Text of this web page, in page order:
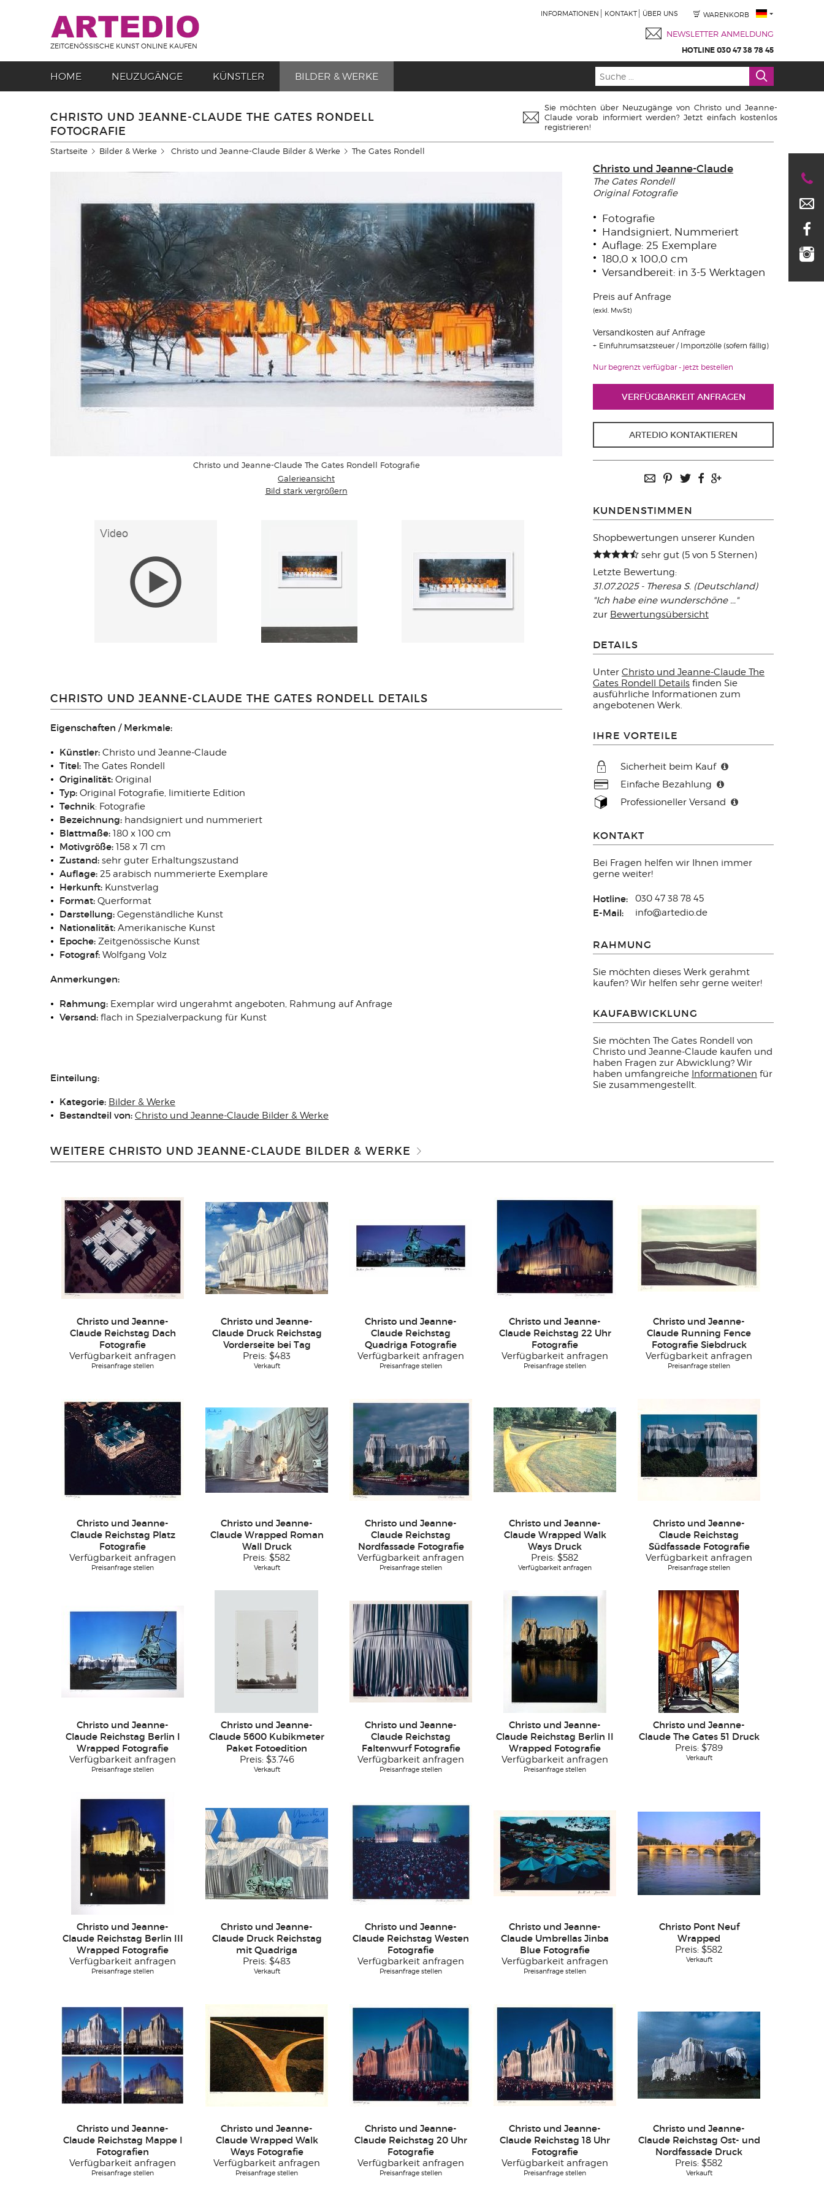
ZEITGENÖSSISCHE KUNST ONLINE KAUFEN
INFORMATIONEN KONTAKT ÜBER UNS WARENKORB
NEWSLETTER ANMELDUNG
HOTLINE 030 47 38 78 45
HOME NEUZUGÄNGE KÜNSTLER BILDER & WERKE
CHRISTO UND JEANNE-CLAUDE THE GATES RONDELL
FOTOGRAFIE
Sie möchten über Neuzugänge von Christo und Jeanne-
Claude vorab informiert werden? Jetzt einfach kostenlos
registrieren!
Startseite Bilder & Werke Christo und Jeanne-Claude Bilder & Werke The Gates Rondell
Christo und Jeanne-Claude The Gates Rondell Fotografie
Galerieansicht
Bild stark vergrößern
Christo und Jeanne-Claude
The Gates Rondell
Original Fotografie
Fotografie
Handsigniert, Nummeriert
Auflage: 25 Exemplare
180,0 x 100,0 cm
Versandbereit: in 3-5 Werktagen
Preis auf Anfrage
(exkl. MwSt)
Versandkosten auf Anfrage
Einfuhrumsatzsteuer / Importzölle (sofern fällig)
Nur begrenzt verfügbar - jetzt bestellen
VERFÜGBARKEIT ANFRAGEN
ARTEDIO KONTAKTIEREN
KUNDENSTIMMEN
Shopbewertungen unserer Kunden
sehr gut (5 von 5 Sternen)
Letzte Bewertung:
31.07.2025 - Theresa S. (Deutschland)
"Ich habe eine wunderschöne ..."
zur Bewertungsübersicht
DETAILS
Unter Christo und Jeanne-Claude The
Gates Rondell Details finden Sie
ausführliche Informationen zum
angebotenen Werk.
IHRE VORTEILE
Sicherheit beim Kauf
Einfache Bezahlung
Professioneller Versand
KONTAKT
Bei Fragen helfen wir Ihnen immer
gerne weiter!
Hotline: 030 47 38 78 45
E-Mail: info@artedio.de
RAHMUNG
Sie möchten dieses Werk gerahmt
kaufen? Wir helfen sehr gerne weiter!
KAUFABWICKLUNG
Sie möchten The Gates Rondell von
Christo und Jeanne-Claude kaufen und
haben Fragen zur Abwicklung? Wir
haben umfangreiche Informationen für
Sie zusammengestellt.
CHRISTO UND JEANNE-CLAUDE THE GATES RONDELL DETAILS
Eigenschaften / Merkmale:
Künstler: Christo und Jeanne-Claude
Titel: The Gates Rondell
Originalität: Original
Typ: Original Fotografie, limitierte Edition
Technik: Fotografie
Bezeichnung: handsigniert und nummeriert
Blattmaße: 180 x 100 cm
Motivgröße: 158 x 71 cm
Zustand: sehr guter Erhaltungszustand
Auflage: 25 arabisch nummerierte Exemplare
Herkunft: Kunstverlag
Format: Querformat
Darstellung: Gegenständliche Kunst
Nationalität: Amerikanische Kunst
Epoche: Zeitgenössische Kunst
Fotograf: Wolfgang Volz
Anmerkungen:
Rahmung: Exemplar wird ungerahmt angeboten, Rahmung auf Anfrage
Versand: flach in Spezialverpackung für Kunst
Einteilung:
Kategorie: Bilder & Werke
Bestandteil von: Christo und Jeanne-Claude Bilder & Werke
WEITERE CHRISTO UND JEANNE-CLAUDE BILDER & WERKE
Christo und Jeanne-
Claude Reichstag Dach
Fotografie
Verfügbarkeit anfragen
Preisanfrage stellen
Christo und Jeanne-
Claude Druck Reichstag
Vorderseite bei Tag
Preis: $483
Verkauft
Christo und Jeanne-
Claude Reichstag
Quadriga Fotografie
Verfügbarkeit anfragen
Preisanfrage stellen
Christo und Jeanne-
Claude Reichstag 22 Uhr
Fotografie
Verfügbarkeit anfragen
Preisanfrage stellen
Christo und Jeanne-
Claude Running Fence
Fotografie Siebdruck
Verfügbarkeit anfragen
Preisanfrage stellen
Christo und Jeanne-
Claude Reichstag Platz
Fotografie
Verfügbarkeit anfragen
Preisanfrage stellen
Christo und Jeanne-
Claude Wrapped Roman
Wall Druck
Preis: $582
Verkauft
Christo und Jeanne-
Claude Reichstag
Nordfassade Fotografie
Verfügbarkeit anfragen
Preisanfrage stellen
Christo und Jeanne-
Claude Wrapped Walk
Ways Druck
Preis: $582
Verfügbarkeit anfragen
Christo und Jeanne-
Claude Reichstag
Südfassade Fotografie
Verfügbarkeit anfragen
Preisanfrage stellen
Christo und Jeanne-
Claude Reichstag Berlin I
Wrapped Fotografie
Verfügbarkeit anfragen
Preisanfrage stellen
Christo und Jeanne-
Claude 5600 Kubikmeter
Paket Fotoedition
Preis: $3.746
Verkauft
Christo und Jeanne-
Claude Reichstag
Faltenwurf Fotografie
Verfügbarkeit anfragen
Preisanfrage stellen
Christo und Jeanne-
Claude Reichstag Berlin II
Wrapped Fotografie
Verfügbarkeit anfragen
Preisanfrage stellen
Christo und Jeanne-
Claude The Gates 51 Druck
Preis: $789
Verkauft
Christo und Jeanne-
Claude Reichstag Berlin III
Wrapped Fotografie
Verfügbarkeit anfragen
Preisanfrage stellen
Christo und Jeanne-
Claude Druck Reichstag
mit Quadriga
Preis: $483
Verkauft
Christo und Jeanne-
Claude Reichstag Westen
Fotografie
Verfügbarkeit anfragen
Preisanfrage stellen
Christo und Jeanne-
Claude Umbrellas Jinba
Blue Fotografie
Verfügbarkeit anfragen
Preisanfrage stellen
Christo Pont Neuf
Wrapped
Preis: $582
Verkauft
Christo und Jeanne-
Claude Reichstag Mappe I
Fotografien
Verfügbarkeit anfragen
Preisanfrage stellen
Christo und Jeanne-
Claude Wrapped Walk
Ways Fotografie
Verfügbarkeit anfragen
Preisanfrage stellen
Christo und Jeanne-
Claude Reichstag 20 Uhr
Fotografie
Verfügbarkeit anfragen
Preisanfrage stellen
Christo und Jeanne-
Claude Reichstag 18 Uhr
Fotografie
Verfügbarkeit anfragen
Preisanfrage stellen
Christo und Jeanne-
Claude Reichstag Ost- und
Nordfassade Druck
Preis: $582
Verkauft